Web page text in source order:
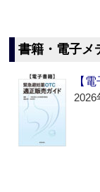
書籍・電子メ
【
2026